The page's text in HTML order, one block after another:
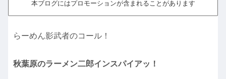
本ブログにはプロモーションが含まれることがあります
らーめん影武者のコール！
秋葉原のラーメン二郎インスパイアッ！